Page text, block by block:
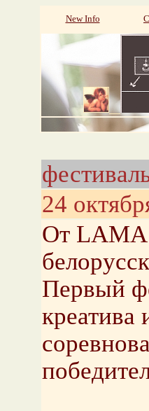
New Info
24
От LAMA
Первый
креатива